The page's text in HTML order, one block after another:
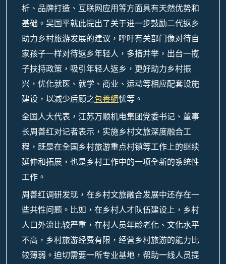
析、品牌打造、互联网应用等方面具有天然优势和
基础。吴国平就此提出了关于进一步鼓励二代返乡
助力乡村旅游发展的建议，呼吁有关部门像对待自
家孩子一样对待返乡年轻人，多措并举，出台一揽
子扶持政策，吸引年轻人返乡，更好助力乡村振
兴，优化就医、就学、商业、运动等相应配套设施
建设，以减少后顾之包養網忧等。
全国人大代表，江苏万顺机电集团党委书记、董事
长周善红对记者表示，实施乡村文旅深度融合工
程，既是在全国乡村旅游重点村镇等工作上的继续
延伸和拓展，也是乡村工作中的一项全新的系统性
工作。
周善红调研发现，在乡村文旅融合发展中还存在一
些共性问题。比如，在乡村人才队伍建设上，乡村
人口外流比较严重，在村人员年龄老化、文化水平
不高，乡村旅游经费有限，经营乡村旅游的能力比
较薄弱。迫切需要一所专业基地，帮助一线人员提